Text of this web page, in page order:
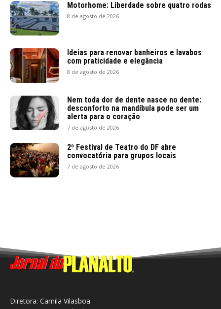
Motorhome: Liberdade sobre quatro rodas
8 de agosto de 2026
Ideias para renovar banheiros e lavabos
com praticidade e elegância
8 de agosto de 2026
Nem toda dor de dente nasce no dente:
desconforto na mandíbula pode ser um
alerta para o coração
7 de agosto de 2026
2º Festival de Teatro do DF abre
convocatória para grupos locais
7 de agosto de 2026
Diretora: Camila Vilasboa